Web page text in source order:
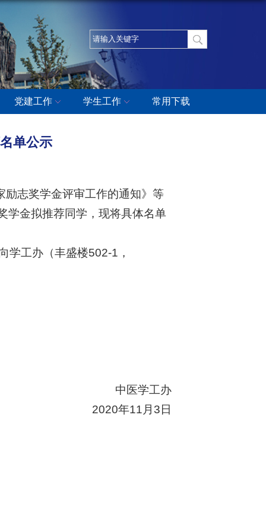
党建工作 学生工作 常用下载
单公示
励志奖学金评审工作的通知》等
学金拟推荐同学 ，现将具体名单
学工办（丰盛楼502-1，
中医学工办
2020年11 月 3 日